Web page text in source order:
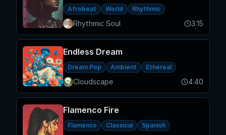
Afrobeat World Rhythmic
Rhythmic Soul 3:15
Endless Dream
Dream Pop Ambient Ethereal
Cloudscape 4:40
Flamenco Fire
Flamenco Classical Spanish